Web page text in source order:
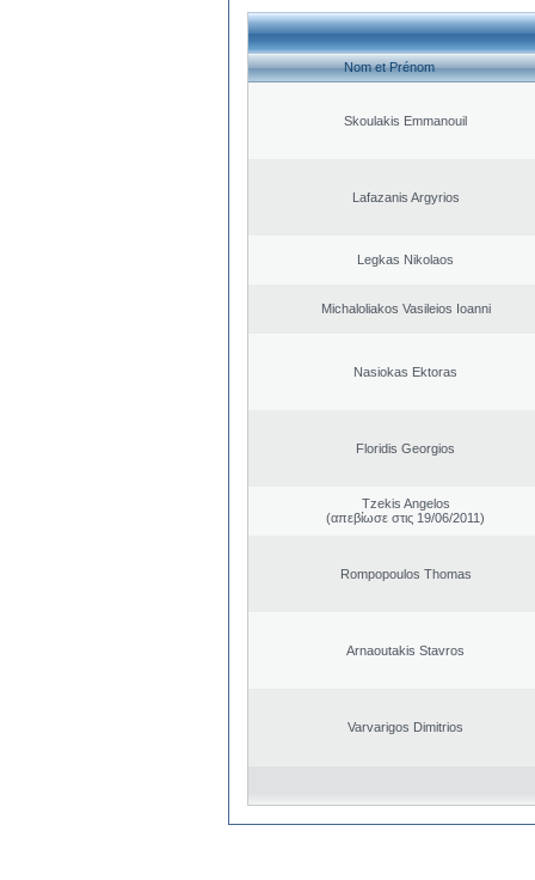
Nom et Prénom
Skoulakis Emmanouil
Lafazanis Argyrios
Legkas Nikolaos
Michaloliakos Vasileios Ioanni
Nasiokas Ektoras
Floridis Georgios
Tzekis Angelos
(απεβίωσε στις 19/06/2011)
Rompopoulos Thomas
Arnaoutakis Stavros
Varvarigos Dimitrios